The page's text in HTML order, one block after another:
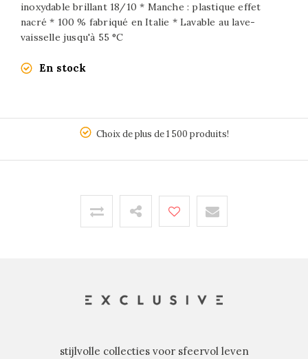
inoxydable brillant 18/10 * Manche : plastique effet
nacré * 100 % fabriqué en Italie * Lavable au lave-
vaisselle jusqu'à 55 °C
En stock
Choix de plus de 1 500 produits!
stijlvolle collecties voor sfeervol leven